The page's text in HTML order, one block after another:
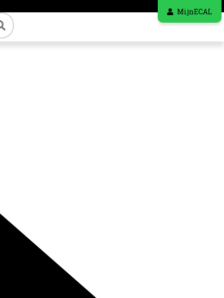
MijnECAL
Zoeken